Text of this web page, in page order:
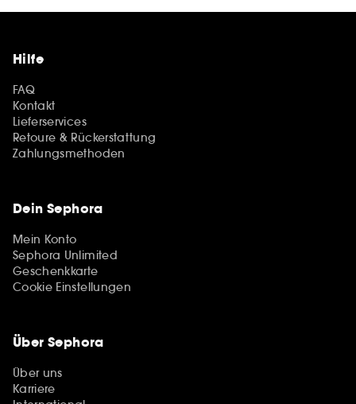
Hilfe
FAQ
Kontakt
Lieferservices
Retoure & Rückerstattung
Zahlungsmethoden
Dein Sephora
Mein Konto
Sephora Unlimited
Geschenkkarte
Cookie Einstellungen
Über Sephora
Über uns
Karriere